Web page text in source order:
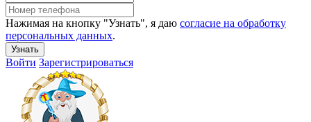
Нажимая на кнопку "Узнать", я даю согласие на обработку
персональных данных.
Узнать
Войти Зарегистрироваться